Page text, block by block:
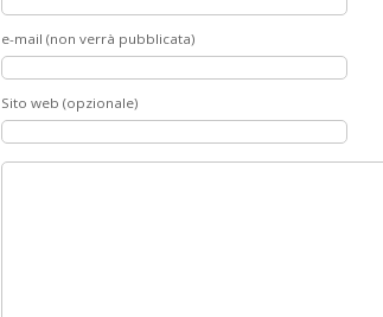
e-mail (non verrà pubblicata)
Sito web (opzionale)